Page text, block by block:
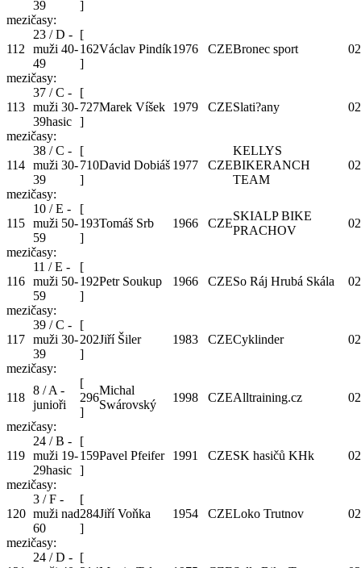
39
]
mezičasy:
112
23 / D -
muži 40-
49
[
162
]
Václav Pindík1976 CZEBronec sport
mezičasy:
113
37 / C -
muži 30-
39hasic
[
727
]
Marek Víšek 1979 CZESlati?any
mezičasy:
114
38 / C -
muži 30-
39
[
710
]
David Dobiáš 1977 CZE
KELLYS
BIKERANCH
TEAM
mezičasy:
115
10 / E -
muži 50-
59
[
193
]
Tomáš Srb 1966 CZE
SKIALP BIKE
PRACHOV
mezičasy:
116
11 / E -
muži 50-
59
[
192
]
Petr Soukup 1966 CZESo Ráj Hrubá Skála
mezičasy:
117
39 / C -
muži 30-
39
[
202
]
Jiří Šiler 1983 CZECyklinder
mezičasy:
118
8 / A -
junioři
[
296
]
Michal
Swárovský
1998 CZEAlltraining.cz
mezičasy:
119
24 / B -
muži 19-
29hasic
[
159
]
Pavel Pfeifer 1991 CZESK hasičů KHk
mezičasy:
120
3 / F -
muži nad
60
[
284
]
Jiří Voňka 1954 CZELoko Trutnov
mezičasy:
24 / D - [